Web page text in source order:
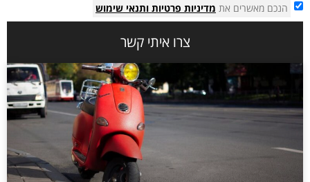
הנכם מאשרים את מדיניות פרטיות ותנאי שימוש
צרו איתי קשר